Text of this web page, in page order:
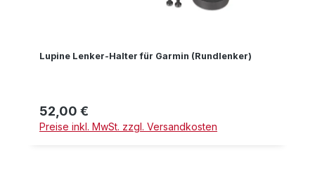
Lupine Lenker-Halter für Garmin (Rundlenker)
Regulärer Preis:
52,00 €
Preise inkl. MwSt. zzgl. Versandkosten